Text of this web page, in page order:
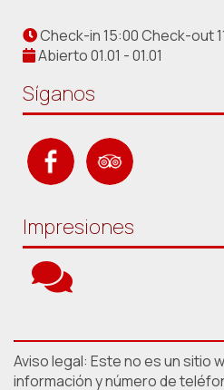
Check-in 15:00 Check-out
Abierto 01.01 - 01.01
Síganos
Impresiones
Aviso legal: Este no es un sitio
información y número de